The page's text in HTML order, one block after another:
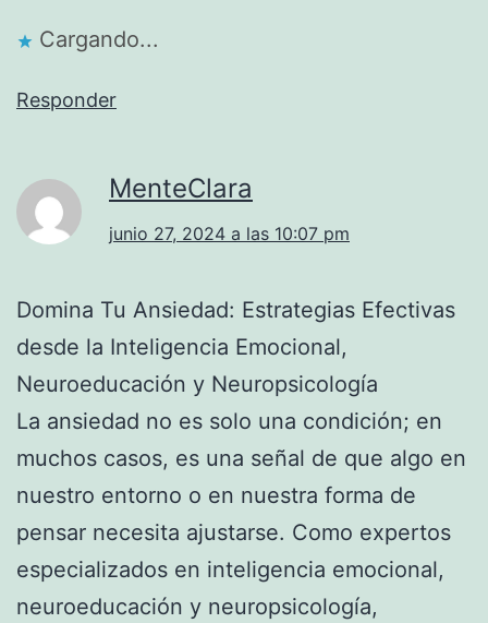
Cargando...
Responder
MenteClara
junio 27, 2024 a las 10:07 pm
Domina Tu Ansiedad: Estrategias Efectivas
desde la Inteligencia Emocional,
Neuroeducación y Neuropsicología
La ansiedad no es solo una condición; en
muchos casos, es una señal de que algo en
nuestro entorno o en nuestra forma de
pensar necesita ajustarse. Como expertos
especializados en inteligencia emocional,
neuroeducación y neuropsicología,